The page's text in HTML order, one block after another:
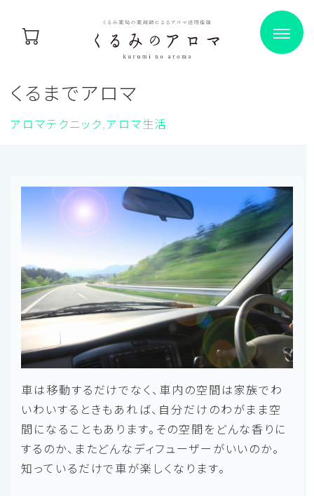
くるまでアロマ
アロマテクニック アロマ生活
車は移動するだけでなく、車内の空間は家族でわ
いわいするときもあれば、自分だけのわがまま空
間になることもあります。その空間をどんな香りに
するのか、またどんなディフューザーがいいのか。
知っているだけで車が楽しくなります。